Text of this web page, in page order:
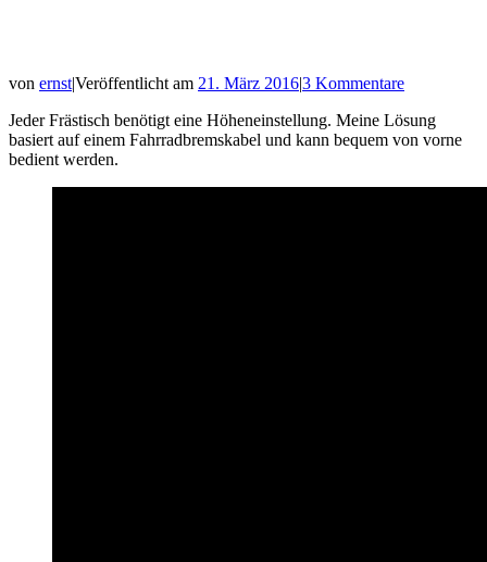
von ernst|Veröffentlicht am 21. März 2016|3 Kommentare
Jeder Frästisch benötigt eine Höheneinstellung. Meine Lösung
basiert auf einem Fahrradbremskabel und kann bequem von vorne
bedient werden.